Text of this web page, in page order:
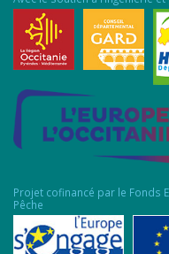
Projet cofinancé par le Fonds
Pêche